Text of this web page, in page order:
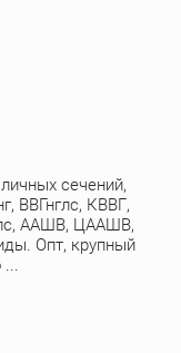
сечений,
ВВГнглс, КВВГ,
ААШВ, ЦААШВ,
Опт, крупный